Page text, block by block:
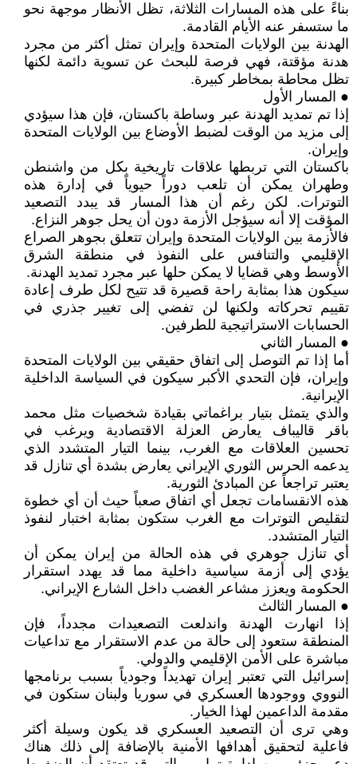
بناءً على هذه المسارات الثلاثة، تظل الأنظار موجهة نحو
ما ستسفر عنه الأيام القادمة.
الهدنة بين الولايات المتحدة وإيران تمثل أكثر من مجرد
هدنة مؤقتة، فهي فرصة للبحث عن تسوية دائمة لكنها
تظل محاطة بمخاطر كبيرة.
● المسار الأول
إذا تم تمديد الهدنة عبر وساطة باكستان، فإن هذا سيؤدي
إلى مزيد من الوقت لضبط الأوضاع بين الولايات المتحدة
وإيران.
باكستان التي تربطها علاقات تاريخية بكل من واشنطن
وطهران يمكن أن تلعب دوراً حيوياً في إدارة هذه
التوترات. لكن رغم أن هذا المسار قد يبدد التصعيد
المؤقت إلا أنه سيؤجل الأزمة دون أن يحل جوهر النزاع.
فالأزمة بين الولايات المتحدة وإيران تتعلق بجوهر الصراع
الإقليمي والتنافس على النفوذ في منطقة الشرق
الأوسط وهي قضايا لا يمكن حلها عبر مجرد تمديد الهدنة.
سيكون هذا بمثابة راحة قصيرة قد تتيح لكل طرف إعادة
تقييم تحركاته ولكنها لن تفضي إلى تغيير جذري في
الحسابات الاستراتيجية للطرفين.
● المسار الثاني
أما إذا تم التوصل إلى اتفاق حقيقي بين الولايات المتحدة
وإيران، فإن التحدي الأكبر سيكون في السياسة الداخلية
الإيرانية.
والذي يتمثل بتيار براغماتي بقيادة شخصيات مثل محمد
باقر قاليباف يعارض العزلة الاقتصادية ويرغب في
تحسين العلاقات مع الغرب، بينما التيار المتشدد الذي
يدعمه الحرس الثوري الإيراني يعارض بشدة أي تنازل قد
يعتبر تراجعاً عن المبادئ الثورية.
هذه الانقسامات تجعل أي اتفاق صعباً حيث أن أي خطوة
لتقليص التوترات مع الغرب ستكون بمثابة اختبار لنفوذ
التيار المتشدد.
أي تنازل جوهري في هذه الحالة من إيران يمكن أن
يؤدي إلى أزمة سياسية داخلية مما قد يهدد استقرار
الحكومة ويعزز مشاعر الغضب داخل الشارع الإيراني.
● المسار الثالث
إذا انهارت الهدنة واندلعت التصعيدات مجدداً، فإن
المنطقة ستعود إلى حالة من عدم الاستقرار مع تداعيات
مباشرة على الأمن الإقليمي والدولي.
إسرائيل التي تعتبر إيران تهديداً وجودياً بسبب برنامجها
النووي ووجودها العسكري في سوريا ولبنان ستكون في
مقدمة الداعمين لهذا الخيار.
وهي ترى أن التصعيد العسكري قد يكون وسيلة أكثر
فاعلية لتحقيق أهدافها الأمنية بالإضافة إلى ذلك هناك